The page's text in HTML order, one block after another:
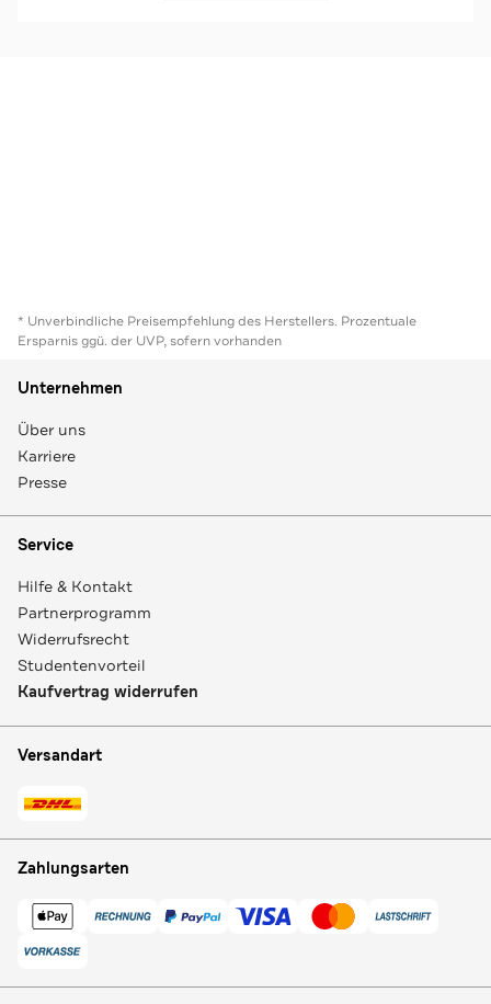
* Unverbindliche Preisempfehlung des Herstellers. Prozentuale
Ersparnis ggü. der UVP, sofern vorhanden
Unternehmen
Über uns
Karriere
Presse
Service
Hilfe & Kontakt
Partnerprogramm
Widerrufsrecht
Studentenvorteil
Kaufvertrag widerrufen
Versandart
Zahlungsarten